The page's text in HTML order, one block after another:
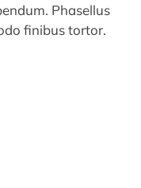
Phasellus
finibus tortor.